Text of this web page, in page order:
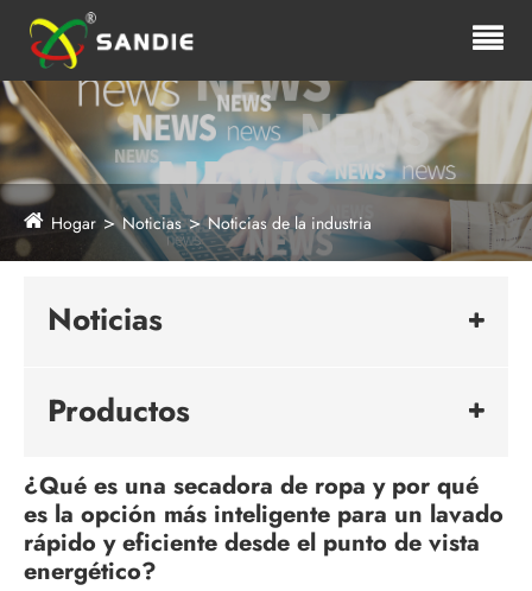
Hogar Noticias Noticias de la industria
Noticias
Productos
¿Qué es una secadora de ropa y por qué
es la opción más inteligente para un lavado
rápido y eficiente desde el punto de vista
energético?